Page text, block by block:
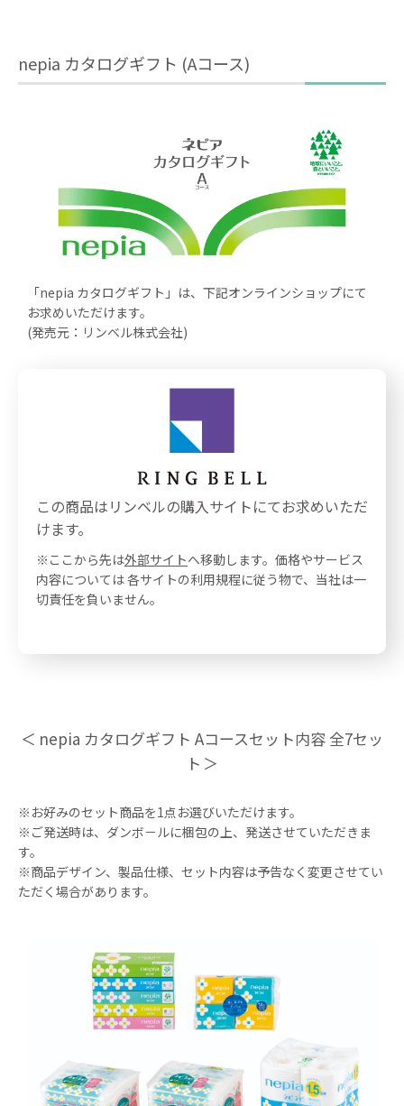
nepia カタログギフト (Aコース)
「nepia カタログギフト」は、下記オンラインショップにて
お求めいただけます。
(発売元：リンベル株式会社)
この商品はリンベルの購入サイトにてお求めいただ
けます。
※ここから先は外部サイトへ移動します。価格やサービス
内容については 各サイトの利用規程に従う物で、当社は一
切責任を負いません。
nepia カタログギフト Aコースセット内容 全7セッ
ト
※お好みのセット商品を1点お選びいただけます。
※ご発送時は、ダンボ－ルに梱包の上、発送させていただきま
す。
※商品デザイン、製品仕様、セット内容は予告なく変更させてい
ただく場合があります。